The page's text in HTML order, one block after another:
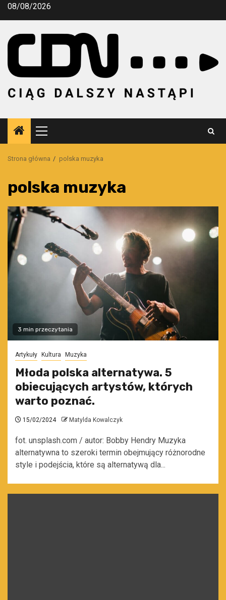
Przejdź
08/08/2026
Menu
główne
Strona główna polska muzyka
polska muzyka
3 min przeczytania
Artykuły Kultura Muzyka
Młoda polska alternatywa. 5
obiecujących artystów, których
warto poznać.
15/02/2024 Matylda Kowalczyk
fot. unsplash.com / autor: Bobby Hendry Muzyka
alternatywna to szeroki termin obejmujący różnorodne
style i podejścia, które są alternatywą dla...